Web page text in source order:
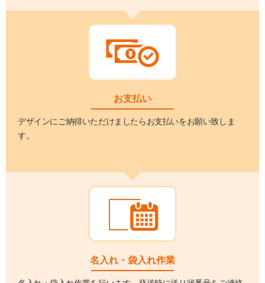
お支払い
デザインにご納得いただけましたらお支払いをお願い致しま
す。
名入れ・袋入れ作業